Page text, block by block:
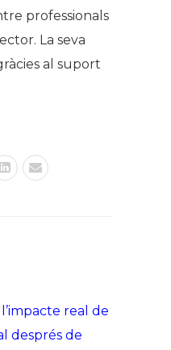
professionals
La seva
al suport
real de
després de